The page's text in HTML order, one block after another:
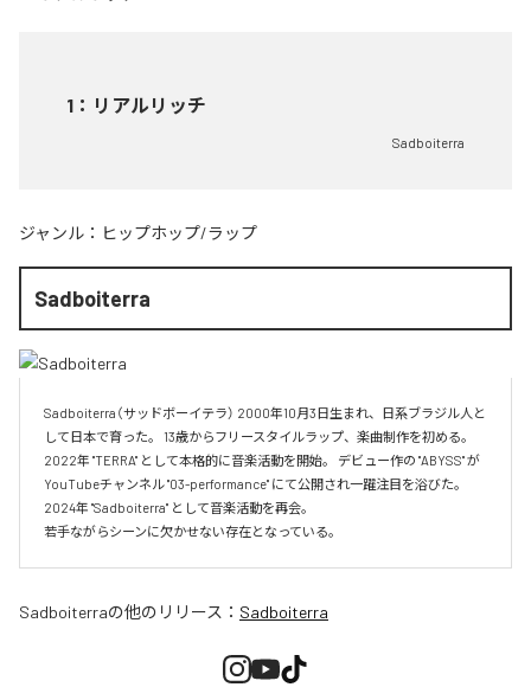
1 ： リアルリッチ
Sadboiterra
ジャンル： ヒップホップ/ラップ
Sadboiterra
Sadboiterra（サッドボーイテラ） 2000年10月3日生まれ、日系ブラジル人と
して日本で育った。 13歳からフリースタイルラップ、楽曲制作を初める。
2022年 "TERRA" として本格的に音楽活動を開始。 デビュー作の "ABYSS" が
YouTubeチャンネル "03-performance" にて公開され一躍注目を浴びた。
2024年 "Sadboiterra" として音楽活動を再会。
若手ながらシーンに欠かせない存在となっている。
Sadboiterraの他のリリース： Sadboiterra